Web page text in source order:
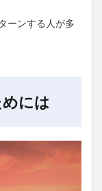
ーンする人が多
には